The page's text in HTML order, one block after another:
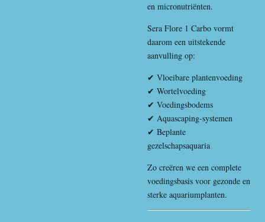
en micronutriënten.
Sera Flore 1 Carbo vormt
daarom een uitstekende
aanvulling op:
✔ Vloeibare plantenvoeding
✔ Wortelvoeding
✔ Voedingsbodems
✔ Aquascaping-systemen
✔ Beplante
gezelschapsaquaria
Zo creëren we een complete
voedingsbasis voor gezonde en
sterke aquariumplanten.